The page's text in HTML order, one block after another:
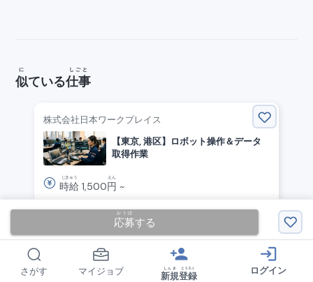
応募
おうぼ
する
似
に
ている仕事
しごと
株式会社日本ワークプレイス
【東京, 港区】ロボット操作＆データ
取得作業
時給
じきゅう
1,500円
えん
~
派遣社員
さがす マイジョブ
person_add
新規
しんき
登録
とうろく
login
ログイン